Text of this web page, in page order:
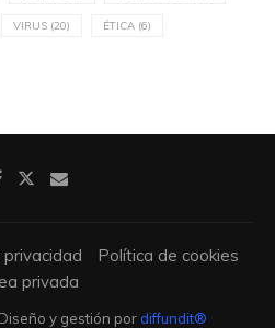
VIRUS (20) ÉTICA (6)
Política de cookies
privada
y gestión pordiffundit®